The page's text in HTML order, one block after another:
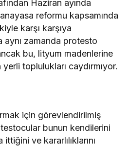
Haziran ayında
reformu kapsamında
karşı karşıya
aynı zamanda protesto
ancak bu, lityum madenlerine
toplulukları caydırmıyor.
için görevlendirilmiş
bunun kendilerini
ve kararlılıklarını